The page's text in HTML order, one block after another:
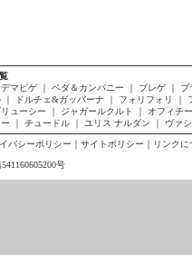
マピゲ ｜ ベダ＆カンパニー ｜ ブレゲ ｜
ブ
｜ ドルチェ&ガッバーナ ｜ フォリフォリ ｜
ューシー ｜ ジャガールクルト ｜
オフィチ
｜ チュードル ｜ ユリス ナルダン ｜ ヴァ
バシーポリシー ｜ サイトポリシー ｜ リンクに
号